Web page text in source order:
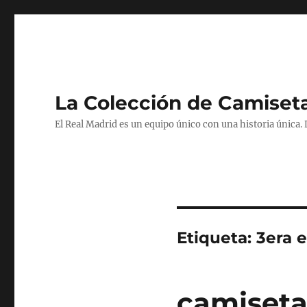
La Colección de
El Real Madrid es un equipo único con una historia
Etiqueta: 3era